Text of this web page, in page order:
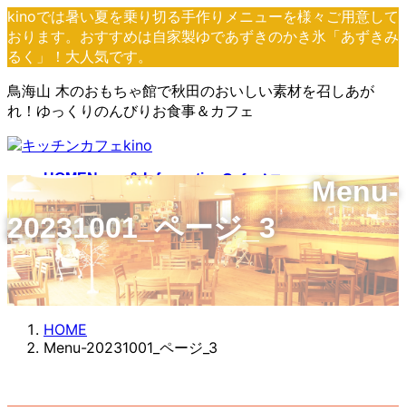
コ
ン
テ
ツ
へ
ス
キ
ッ
プ
ナ
ビ
ゲ
シ
ョ
ン
に
移
動
kinoでは暑い夏を乗り切る手作りメニューを様々ご用意して
おります。おすすめは自家製ゆであずきのかき氷「あずきみ
るく」！大人気です。
鳥海山 木のおもちゃ館で秋田のおいしい素材を召しあが
れ！ゆっくりのんびりお食事＆カフェ
HOMENews & InformationCafeメニュー
Lunchメニュー団体様向けメニュー
Menu-
20231001_ページ_3
HOME
Menu-20231001_ページ_3